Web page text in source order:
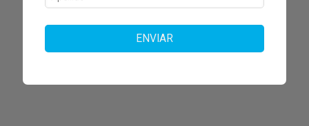
ENVIAR